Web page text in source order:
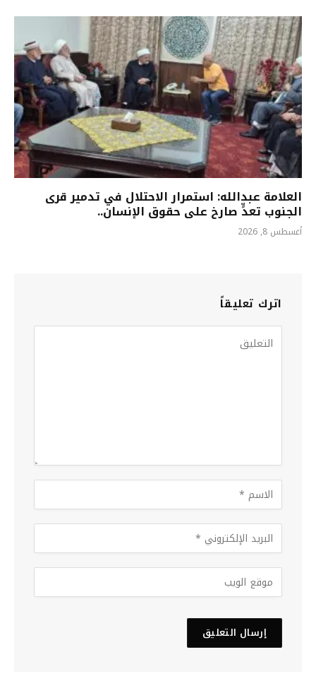
العلامة عبدالله: استمرار الاحتلال في تدمير قرى
الجنوب تعدٍّ صارخ على حقوق الإنسان..
أغسطس 8, 2026
اترك تعليقاً